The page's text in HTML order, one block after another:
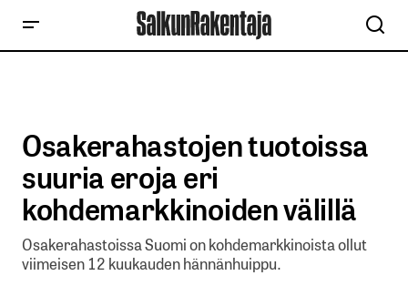
Osakerahastojen tuotoissa
suuria eroja eri
kohdemarkkinoiden välillä
Osakerahastoissa Suomi on kohdemarkkinoista ollut
viimeisen 12 kuukauden hännänhuippu.